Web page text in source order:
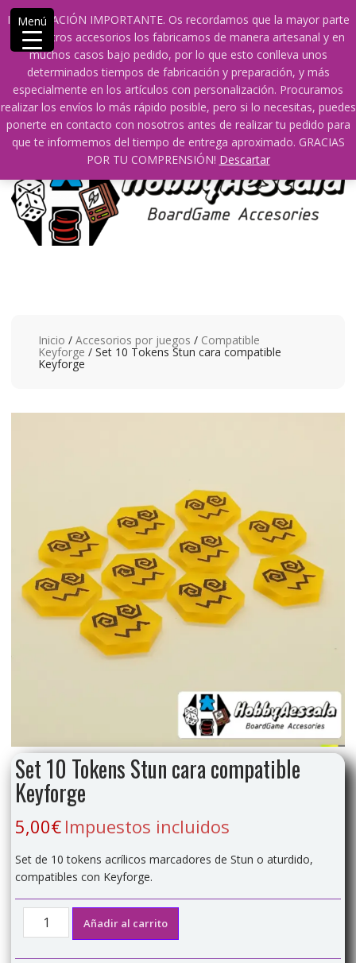
INFORMACIÓN IMPORTANTE. Os recordamos que la mayor parte
de nuestros accesorios los fabricamos de manera artesanal y en
muchos casos bajo pedido, por lo que esto conlleva unos
determinados tiempos de fabricación y preparación, y más
especialmente en los artículos con personalización. Procuramos
realizar los envíos lo más rápido posible, pero si lo necesitas, puedes
ponerte en contacto con nosotros antes de realizar tu pedido para
que te informemos del tiempo de entrega aproximado. GRACIAS
POR TU COMPRENSIÓN! Descartar
Saltar
contenido
609241475 SOLO DE 10:00 a 14:00
info@hobbyaescala.com
San Fernando de Henares
10:00 - 14:00
Mi cuenta
0 0
Inicio / Accesorios por juegos / Compatible
Keyforge / Set 10 Tokens Stun cara compatible
Keyforge
Set 10 Tokens Stun cara compatible
Keyforge
5,00€ Impuestos incluidos
Set de 10 tokens acrílicos marcadores de Stun o aturdido,
compatibles con Keyforge.
Añadir al carrito
Menú